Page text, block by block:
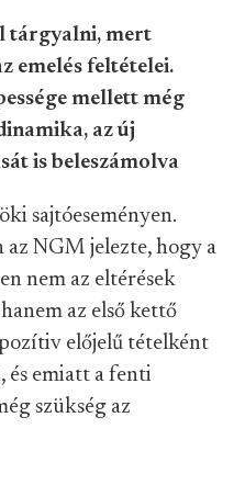
tárgyalni, mert
emelés feltételei.
mellett még
az új
is beleszámolva
sajtóeseményen.
NGM jelezte, hogy a
nem az eltérések
az első kettő
előjelű tételként
és emiatt a fenti
szükség az